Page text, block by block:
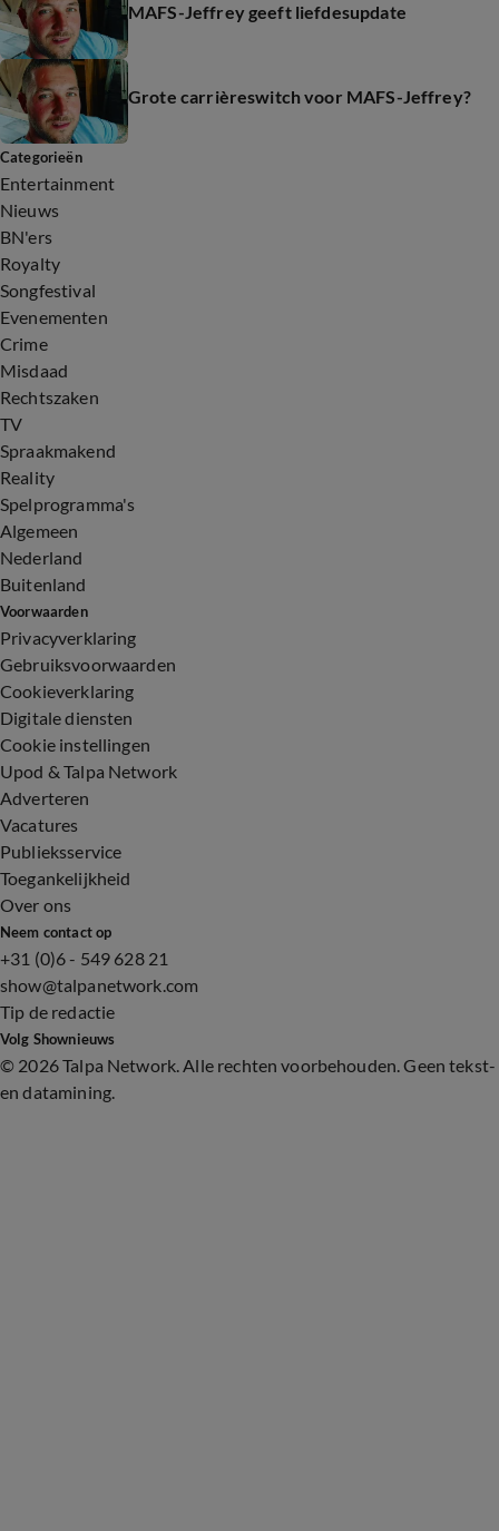
MAFS-Jeffrey geeft liefdesupdate
Grote carrièreswitch voor MAFS-Jeffrey?
Categorieën
Entertainment
Nieuws
BN'ers
Royalty
Songfestival
Evenementen
Crime
Misdaad
Rechtszaken
TV
Spraakmakend
Reality
Spelprogramma's
Algemeen
Nederland
Buitenland
Voorwaarden
Privacyverklaring
Gebruiksvoorwaarden
Cookieverklaring
Digitale diensten
Cookie instellingen
Upod & Talpa Network
Adverteren
Vacatures
Publieksservice
Toegankelijkheid
Over ons
Neem contact op
+31 (0)6 - 549 628 21
show@talpanetwork.com
Tip de redactie
Volg Shownieuws
© 2026 Talpa Network. Alle rechten voorbehouden. Geen tekst-
en datamining.